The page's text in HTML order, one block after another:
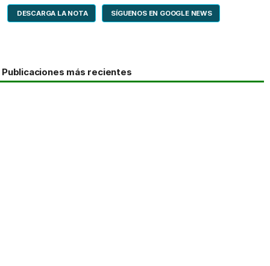
DESCARGA LA NOTA SÍGUENOS EN GOOGLE NEWS
Publicaciones más recientes